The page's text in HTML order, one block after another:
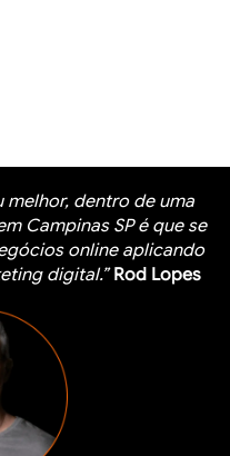
melhor, dentro de uma
Campinas SP é que se
online aplicando
digital.” Rod Lopes